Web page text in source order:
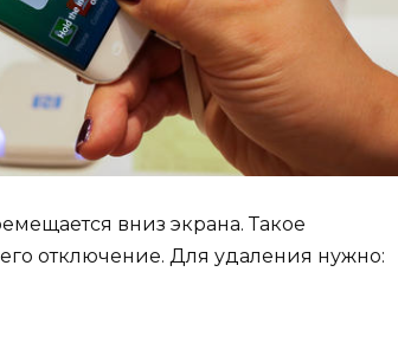
вниз экрана. Такое
отключение. Для удаления нужно: